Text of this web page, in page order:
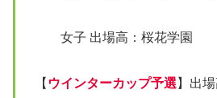
女子 出場高：桜花学園
【 ウインターカップ予選 】出